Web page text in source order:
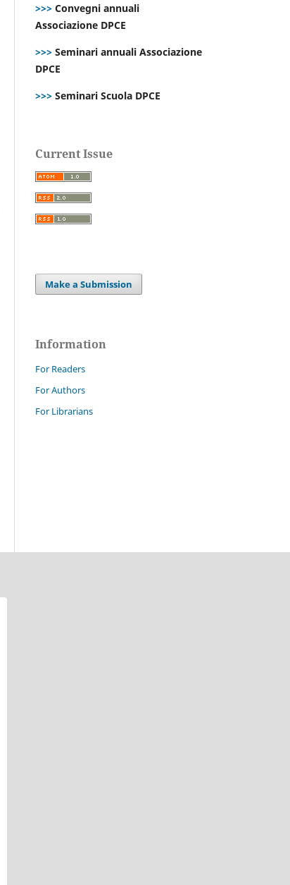
>>> Convegni annuali
Associazione DPCE
>>> Seminari annuali Associazione
DPCE
>>> Seminari Scuola DPCE
Current Issue
Make a Submission
Information
For Readers
For Authors
For Librarians